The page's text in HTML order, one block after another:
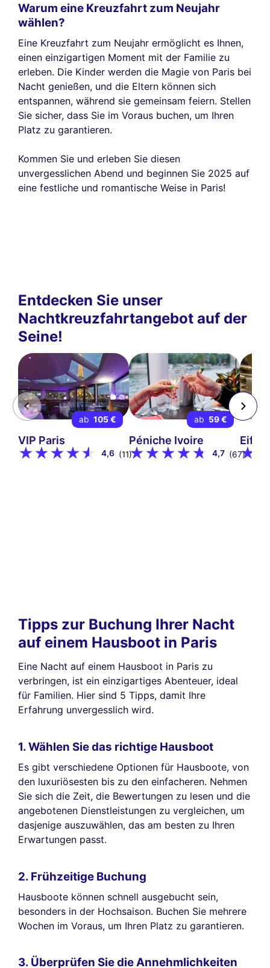
Warum eine Kreuzfahrt zum Neujahr
wählen?
Eine Kreuzfahrt zum Neujahr ermöglicht es Ihnen,
einen einzigartigen Moment mit der Familie zu
erleben. Die Kinder werden die Magie von Paris bei
Nacht genießen, und die Eltern können sich
entspannen, während sie gemeinsam feiern. Stellen
Sie sicher, dass Sie im Voraus buchen, um Ihren
Platz zu garantieren.
Kommen Sie und erleben Sie diesen
unvergesslichen Abend und beginnen Sie 2025 auf
eine festliche und romantische Weise in Paris!
Entdecken Sie unser
Nachtkreuzfahrtangebot auf der
Seine!
ab 105 €
VIP Paris
4,6 (11)
ab 59 €
Péniche Ivoire
4,7 (67)
Tipps zur Buchung Ihrer Nacht
auf einem Hausboot in Paris
Eine Nacht auf einem Hausboot in Paris zu
verbringen, ist ein einzigartiges Abenteuer, ideal
für Familien. Hier sind 5 Tipps, damit Ihre
Erfahrung unvergesslich wird.
1. Wählen Sie das richtige Hausboot
Es gibt verschiedene Optionen für Hausboote, von
den luxuriösesten bis zu den einfacheren. Nehmen
Sie sich die Zeit, die Bewertungen zu lesen und die
angebotenen Dienstleistungen zu vergleichen, um
dasjenige auszuwählen, das am besten zu Ihren
Erwartungen passt.
2. Frühzeitige Buchung
Hausboote können schnell ausgebucht sein,
besonders in der Hochsaison. Buchen Sie mehrere
Wochen im Voraus, um Ihren Platz zu garantieren.
3. Überprüfen Sie die Annehmlichkeiten